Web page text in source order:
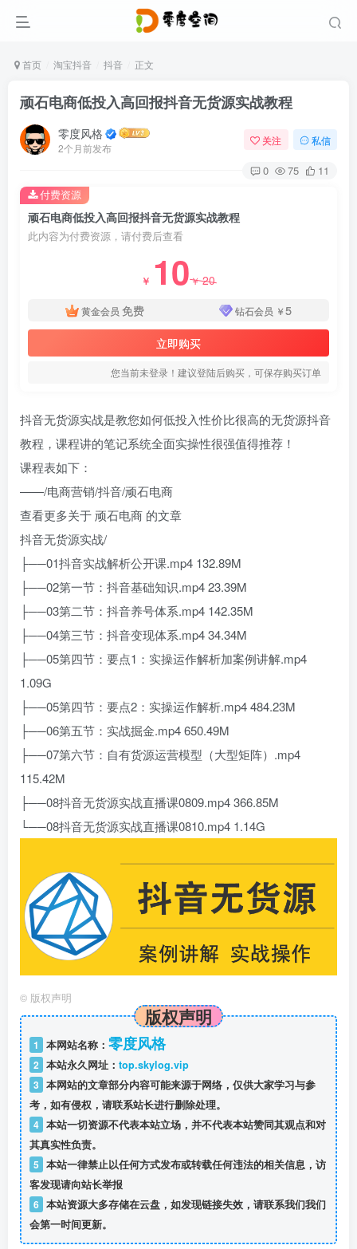
首页 淘宝抖音 抖音 正文
顽石电商低投入高回报抖音无货源实战教程
零度风格
2个月前发布
关注 私信
0 75 11
顽石电商低投入高回报抖音无货源实战教程
此内容为付费资源，请付费后查看
￥ 10￥20
黄金会员 免费 钻石会员 ￥5
立即购买
您当前未登录！建议登陆后购买，可保存购买订单
付费资源
抖音无货源实战是教您如何低投入性价比很高的无货源抖音
教程，课程讲的笔记系统全面实操性很强值得推荐！
课程表如下：
——/电商营销/抖音/顽石电商
查看更多关于 顽石电商 的文章
抖音无货源实战/
├──01抖音实战解析公开课.mp4 132.89M
├──02第一节：抖音基础知识.mp4 23.39M
├──03第二节：抖音养号体系.mp4 142.35M
├──04第三节：抖音变现体系.mp4 34.34M
├──05第四节：要点1：实操运作解析加案例讲解.mp4
1.09G
├──05第四节：要点2：实操运作解析.mp4 484.23M
├──06第五节：实战掘金.mp4 650.49M
├──07第六节：自有货源运营模型（大型矩阵）.mp4
115.42M
├──08抖音无货源实战直播课0809.mp4 366.85M
└──08抖音无货源实战直播课0810.mp4 1.14G
© 版权声明
版权声明
1 本网站名称： 零度风格
2 本站永久网址： top.skylog.vip
3 本网站的文章部分内容可能来源于网络，仅供大家学习与参
考，如有侵权，请联系站长进行删除处理。
4 本站一切资源不代表本站立场，并不代表本站赞同其观点和对
其真实性负责。
5 本站一律禁止以任何方式发布或转载任何违法的相关信息，访
客发现请向站长举报
6 本站资源大多存储在云盘，如发现链接失效，请联系我们我们
会第一时间更新。